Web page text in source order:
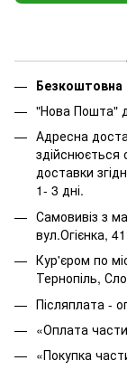
Безкоштовна
"Нова Пошта"
Адресна
доставки
1- 3 дні.
Самовивіз з
вул.Огієнка,
Кур'єром по
Тернопіль,
Післяплата -
«Оплата
«Покупка